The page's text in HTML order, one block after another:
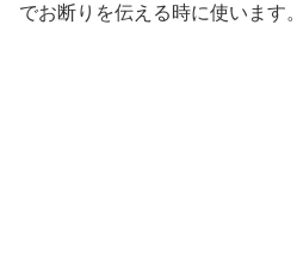
でお断りを伝える時に使います。